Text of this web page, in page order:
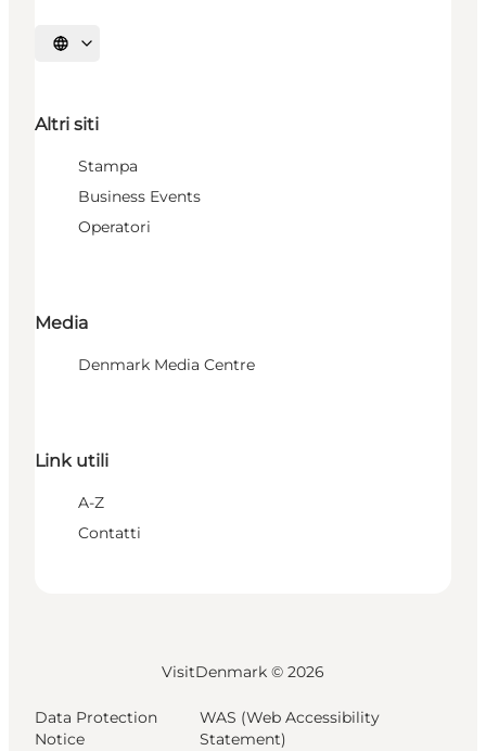
Seleziona la lingua
Altri siti
Stampa
Business Events
Operatori
Media
Denmark Media Centre
Link utili
A-Z
Contatti
VisitDenmark © 2026
Data Protection
Notice
WAS (Web Accessibility
Statement)